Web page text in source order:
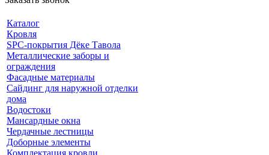
Каталог
Кровля
SPC-покрытия Дёке Тавола
Металлические заборы и
ограждения
Фасадные материалы
Сайдинг для наружной отделки
дома
Водостоки
Мансардные окна
Чердачные лестницы
Доборные элементы
Комплектация кровли